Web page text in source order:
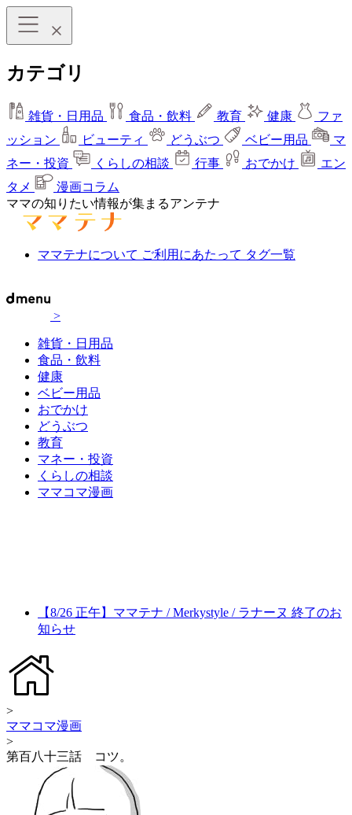
カテゴリ
雑貨・日用品 食品・飲料 教育 健康
ファ
ッション
ビューティ どうぶつ ベビー用品
マ
ネー・投資
くらしの相談 行事 おでかけ
エン
タメ
漫画コラム
ママの知りたい情報が集まるアンテナ
ママテナについて ご利用にあたって タグ一覧
>
雑貨・日用品
食品・飲料
健康
ベビー用品
おでかけ
どうぶつ
教育
マネー・投資
くらしの相談
ママコマ漫画
【8/26 正午】ママテナ / Merkystyle / ラナーヌ 終了のお
知らせ
>
ママコマ漫画
>
第百八十三話 コツ。